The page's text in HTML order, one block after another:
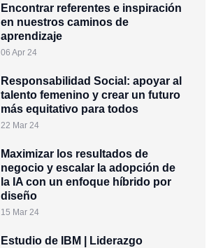
Encontrar referentes e inspiración
en nuestros caminos de
aprendizaje
06 Apr 24
Responsabilidad Social: apoyar al
talento femenino y crear un futuro
más equitativo para todos
22 Mar 24
Maximizar los resultados de
negocio y escalar la adopción de
la IA con un enfoque híbrido por
diseño
15 Mar 24
Estudio de IBM | Liderazgo